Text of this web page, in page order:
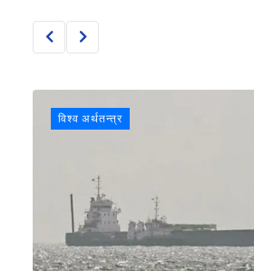
विश्व अर्थतन्त्र